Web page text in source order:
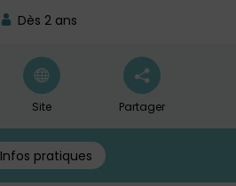
Dès 2 ans
Site Partager
Infos pratiques